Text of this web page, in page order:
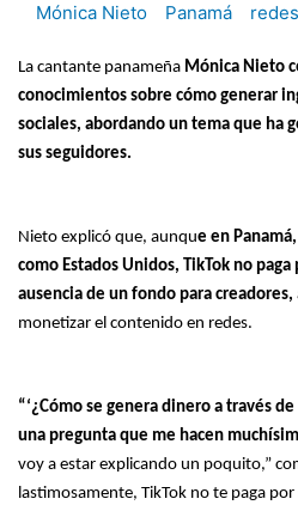
Mónica Nieto Panamá
La cantante panameña Mónica Nieto
conocimientos sobre cómo generar
sociales, abordando un tema que ha
sus seguidores.
Nieto explicó que, aunque en
como Estados Unidos, TikTok no
ausencia de un fondo para creadores,
monetizar el contenido en redes.
“‘¿Cómo se genera dinero a través de
una pregunta que me hacen
voy a estar explicando un poquito,”
lastimosamente, TikTok no te paga